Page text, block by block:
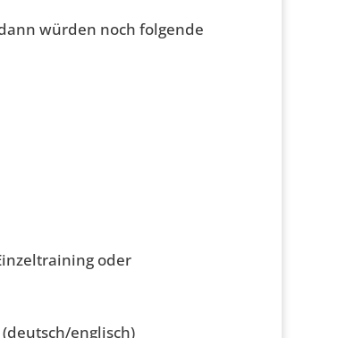
würden noch folgende
oder
englisch)